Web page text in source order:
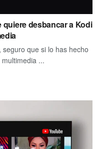
quiere desbancar a Kodi
que si lo has hecho
...